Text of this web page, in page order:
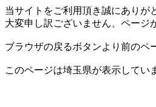
当サイトをご利用頂き誠にありが
大変申し訳ございません、ページ
ブラウザの戻るボタンより前のペ
このページは埼玉県が表示してい